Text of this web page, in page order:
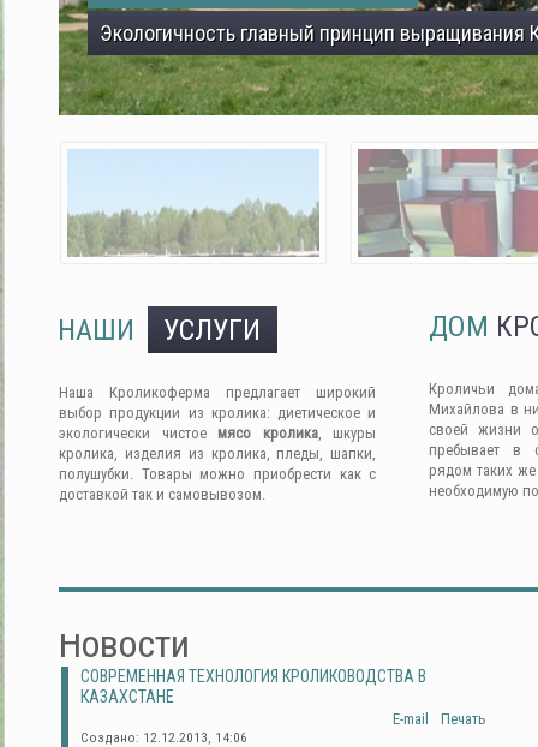
Экологичность главный принцип выращивания
НАШИ УСЛУГИ
Наша Кроликоферма предлагает широкий
выбор продукции из кролика: диетическое и
экологически чистое мясо кролика, шкуры
кролика, изделия из кролика, пледы, шапки,
полушубки. Товары можно приобрести как с
доставкой так и самовывозом.
ДОМ
Кроличьи
Михайлова в
своей жизни
пребывает в
рядом таких
необходимую
Новости
СОВРЕМЕННАЯ ТЕХНОЛОГИЯ КРОЛИКОВОДСТВА В
КАЗАХСТАНЕ
Печать
E-mail
Создано: 12.12.2013, 14:06